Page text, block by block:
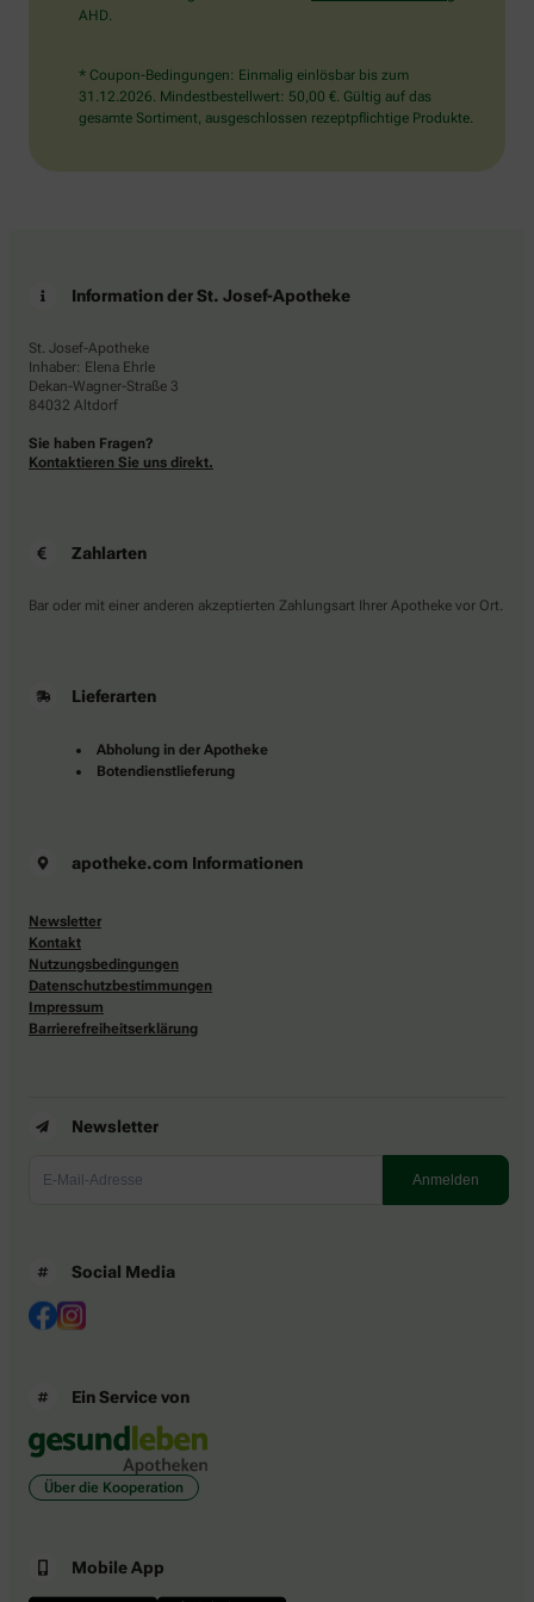
AHD.
* Coupon-Bedingungen: Einmalig einlösbar bis zum
31.12.2026. Mindestbestellwert: 50,00 €. Gültig auf das
gesamte Sortiment, ausgeschlossen rezeptpflichtige Produkte.
Information der St. Josef-Apotheke
St. Josef-Apotheke
Inhaber: Elena Ehrle
Dekan-Wagner-Straße 3
84032 Altdorf
Sie haben Fragen?
Kontaktieren Sie uns direkt.
Zahlarten
Bar oder mit einer anderen akzeptierten Zahlungsart Ihrer Apotheke vor Ort.
Lieferarten
Abholung in der Apotheke
Botendienstlieferung
apotheke.com Informationen
Newsletter
Kontakt
Nutzungsbedingungen
Datenschutzbestimmungen
Impressum
Barrierefreiheitserklärung
Newsletter
Social Media
Ein Service von
Über die Kooperation
Mobile App